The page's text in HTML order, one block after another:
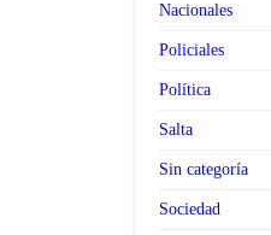
Nacionales
Policiales
Política
Salta
Sin categoría
Sociedad